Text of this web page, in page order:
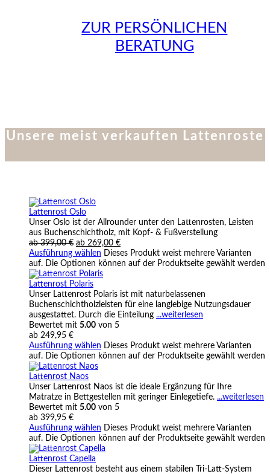
ZUR PERSÖNLICHEN
BERATUNG
Unsere meist verkauften Lattenroste
Lattenrost Oslo
Unser Oslo ist der Allrounder unter den Lattenrosten, Leisten
aus Buchenschichtholz, mit Kopf- & Fußverstellung
ab399,00€ ab 269,00 €
Ausführung wählen
Dieses Produkt weist mehrere Varianten
auf. Die Optionen können auf der Produktseite gewählt werden
Lattenrost Polaris
Unser Lattenrost Polaris ist mit naturbelassenen
Buchenschichtholzleisten für eine langlebige Nutzungsdauer
ausgestattet. Durch die Einteilung ...weiterlesen
Bewertet mit 5.00 von 5
ab 249,95 €
Ausführung wählen
Dieses Produkt weist mehrere Varianten
auf. Die Optionen können auf der Produktseite gewählt werden
Lattenrost Naos
Unser Lattenrost Naos ist die ideale Ergänzung für Ihre
Matratze in Bettgestellen mit geringer Einlegetiefe. ...weiterlesen
Bewertet mit 5.00 von 5
ab 399,95 €
Ausführung wählen
Dieses Produkt weist mehrere Varianten
auf. Die Optionen können auf der Produktseite gewählt werden
Lattenrost Capella
Dieser Lattenrost besteht aus einem stabilen Tri-Latt-System